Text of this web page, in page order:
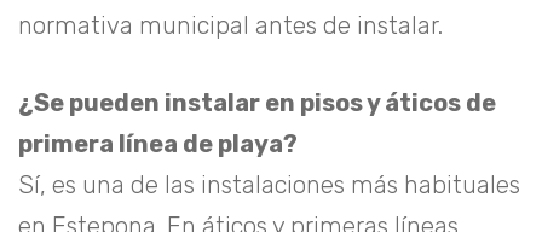
normativa municipal antes de instalar.
¿Se pueden instalar en pisos y áticos de
primera línea de playa?
Sí, es una de las instalaciones más habituales
en Estepona. En áticos y primeras líneas